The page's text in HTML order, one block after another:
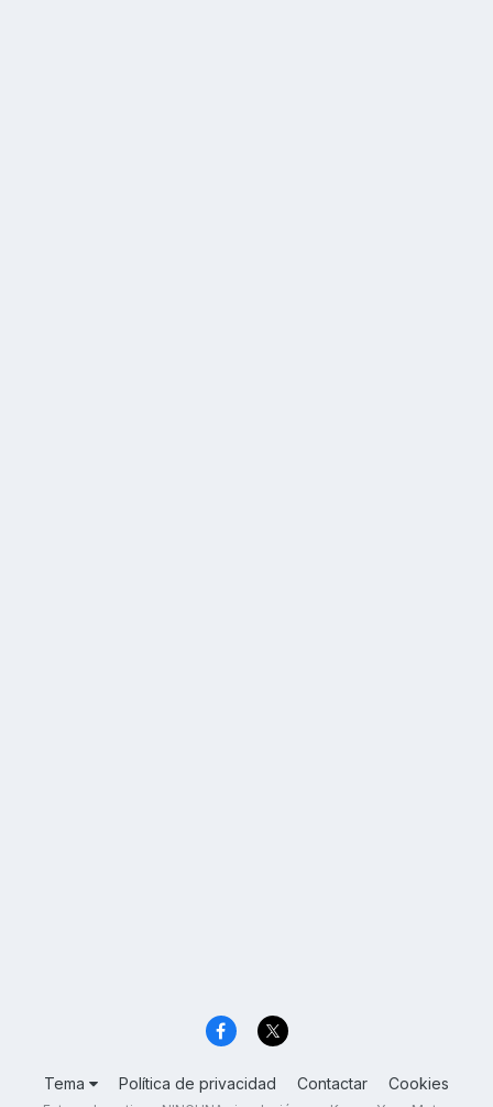
Tema Política de privacidad Contactar Cookies